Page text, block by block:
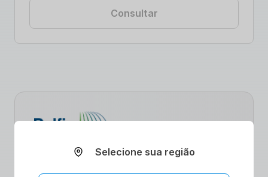
Consultar
Descubra como nossas parcerias
estratégicas estão revolucionando o acesso
Selecione sua região